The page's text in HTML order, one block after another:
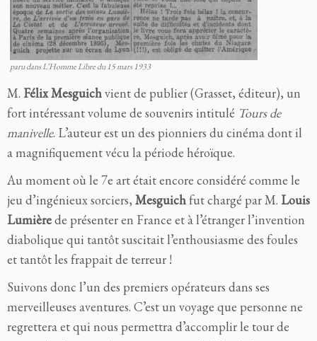
paru dans L’Homme Libre du 15 mars 1933
M. Félix Mesguichvient de publier (Grasset, éditeur), un
fort intéressant volume de souvenirs intitulé Tours de
manivelle. L’auteur est un des pionniers du cinéma dont il
a magnifiquement vécu la période héroïque.
Au moment où le 7e art était encore considéré comme le
jeu d’ingénieux sorciers, Mesguichfut chargé par M. Louis
Lumièrede présenter en France et à l’étranger l’invention
diabolique qui tantôt suscitait l’enthousiasme des foules
et tantôt les frappait de terreur !
Suivons donc l’un des premiers opérateurs dans ses
merveilleuses aventures. C’est un voyage que personne ne
regrettera et qui nous permettra d’accomplir le tour de